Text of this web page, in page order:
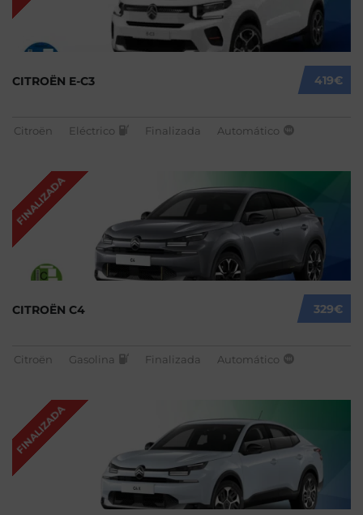
419€
CITROËN E-C3
Citroën Eléctrico Finalizada Automático
FINALIZADA
329€
CITROËN C4
Citroën Gasolina Finalizada Automático
FINALIZADA